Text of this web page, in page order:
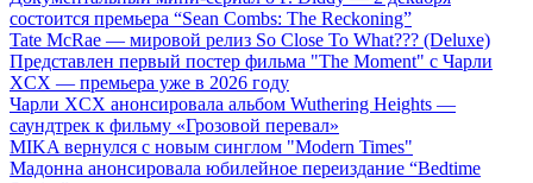
состоится премьера “Sean Combs: The Reckoning”
Tate McRae — мировой релиз So Close To What??? (Deluxe)
Представлен первый постер фильма "The Moment" с Чарли
XCX — премьера уже в 2026 году
Чарли XCX анонсировала альбом Wuthering Heights —
саундтрек к фильму «Грозовой перевал»
MIKA вернулся с новым синглом "Modern Times"
Мадонна анонсировала юбилейное переиздание “Bedtime